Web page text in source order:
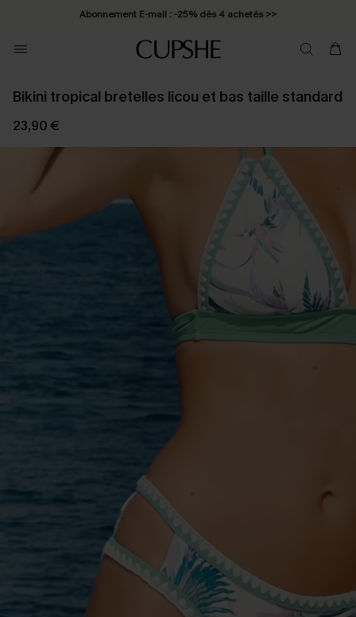
Abonnement E-mail : -25% dès 4 achetés >>
Bikini tropical bretelles licou et bas taille standard
23,90 €